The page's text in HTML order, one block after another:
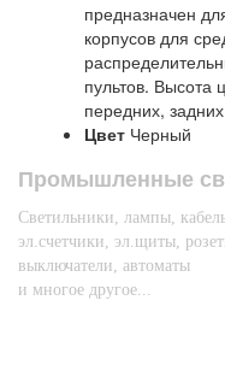
предназначен
корпусов для
пультов. Высота
передних,
Цвет Черный
Промышленные
Светильники, лампы,
эл.счетчики, эл.щиты,
выключатели, автоматы
и многое другое...